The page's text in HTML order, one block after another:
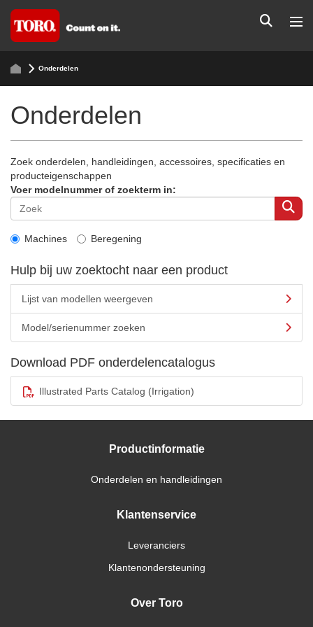
Onderdelen
Onderdelen
Zoek onderdelen, handleidingen, accessoires, specificaties en
producteigenschappen
Voer modelnummer of zoekterm in:
Machines Beregening
Hulp bij uw zoektocht naar een product
Lijst van modellen weergeven
Model/serienummer zoeken
Download PDF onderdelencatalogus
Illustrated Parts Catalog (Irrigation)
Productinformatie
Onderdelen en handleidingen
Klantenservice
Leveranciers
Klantenondersteuning
Over Toro